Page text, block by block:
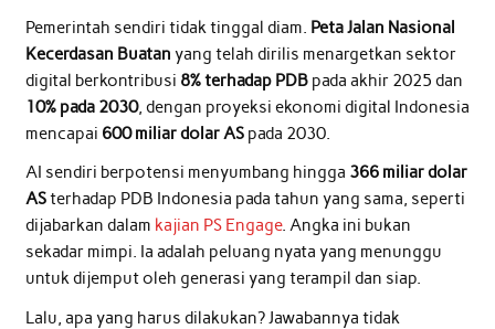
Pemerintah sendiri tidak tinggal diam. Peta Jalan Nasional
Kecerdasan Buatan yang telah dirilis menargetkan sektor
digital berkontribusi 8% terhadap PDBpada akhir 2025 dan
10% pada 2030, dengan proyeksi ekonomi digital Indonesia
mencapai 600 miliar dolar ASpada 2030.
AI sendiri berpotensi menyumbang hingga 366 miliar dolar
ASterhadap PDB Indonesia pada tahun yang sama, seperti
dijabarkan dalam kajian PS Engage. Angka ini bukan
sekadar mimpi. Ia adalah peluang nyata yang menunggu
untuk dijemput oleh generasi yang terampil dan siap.
Lalu, apa yang harus dilakukan? Jawabannya tidak